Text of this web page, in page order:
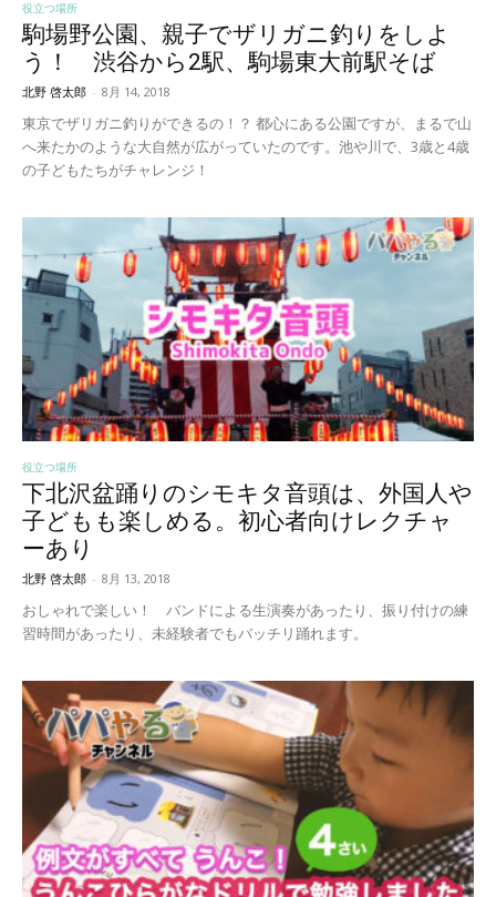
役立つ場所
駒場野公園、親子でザリガニ釣りをしよ
う！ 渋谷から2駅、駒場東大前駅そば
北野 啓太郎 - 8月 14, 2018
東京でザリガニ釣りができるの！？ 都心にある公園ですが、まるで山
へ来たかのような大自然が広がっていたのです。池や川で、3歳と4歳
の子どもたちがチャレンジ！
役立つ場所
下北沢盆踊りのシモキタ音頭は、外国人や
子どもも楽しめる。初心者向けレクチャ
ーあり
北野 啓太郎 - 8月 13, 2018
おしゃれで楽しい！ バンドによる生演奏があったり、振り付けの練
習時間があったり、未経験者でもバッチリ踊れます。